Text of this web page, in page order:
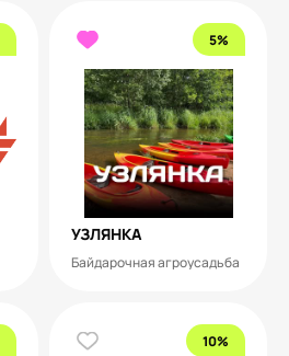
5%
УЗЛЯНКА
Байдарочная агроусадьба
10%